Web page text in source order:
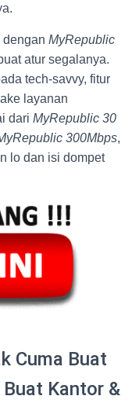
dengan MyRepublic
atur segalanya.
tech-savvy, fitur
layanan
dari MyRepublic 30
300Mbps,
lo dan isi dompet
Cuma Buat
Buat Kantor &